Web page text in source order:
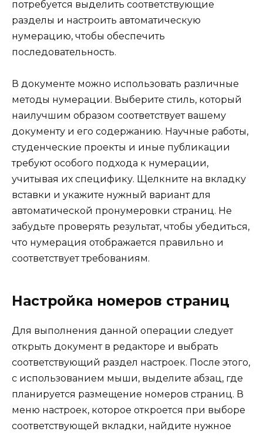
потребуется выделить соответствующие
разделы и настроить автоматическую
нумерацию, чтобы обеспечить
последовательность.
В документе можно использовать различные
методы нумерации. Выберите стиль, который
наилучшим образом соответствует вашему
документу и его содержанию. Научные работы,
студенческие проекты и иные публикации
требуют особого подхода к нумерации,
учитывая их специфику. Щелкните на вкладку
вставки и укажите нужный вариант для
автоматической пронумеровки страниц. Не
забудьте проверять результат, чтобы убедиться,
что нумерация отображается правильно и
соответствует требованиям.
Настройка номеров страниц
Для выполнения данной операции следует
открыть документ в редакторе и выбрать
соответствующий раздел настроек. После этого,
с использованием мыши, выделите абзац, где
планируется размещение номеров страниц. В
меню настроек, которое откроется при выборе
соответствующей вкладки, найдите нужное